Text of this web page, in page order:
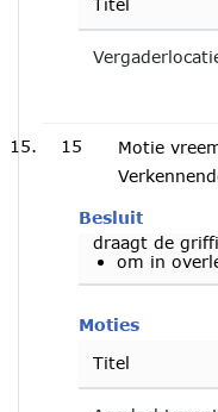
Titel
15
Motie
Besluit
draagt de
om in
Moties
Titel